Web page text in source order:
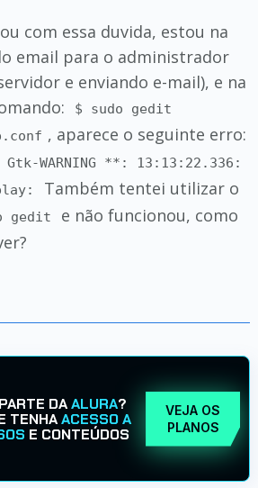
com essa duvida, estou na
email para o administrador
e enviando e-mail), e na
$ sudo gedit
, aparece o seguinte erro:
WARNING **: 13:13:22.336:
Também tentei utilizar o
gedit
e não funcionou, como
DAALURA?
TENHAACESSO A
E CONTEÚDOS
VEJA OS
PLANOS